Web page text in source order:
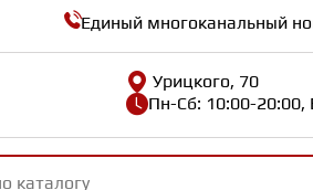
Единый многоканальный
Урицкого, 70
Пн-Сб: 10:00-20:00,